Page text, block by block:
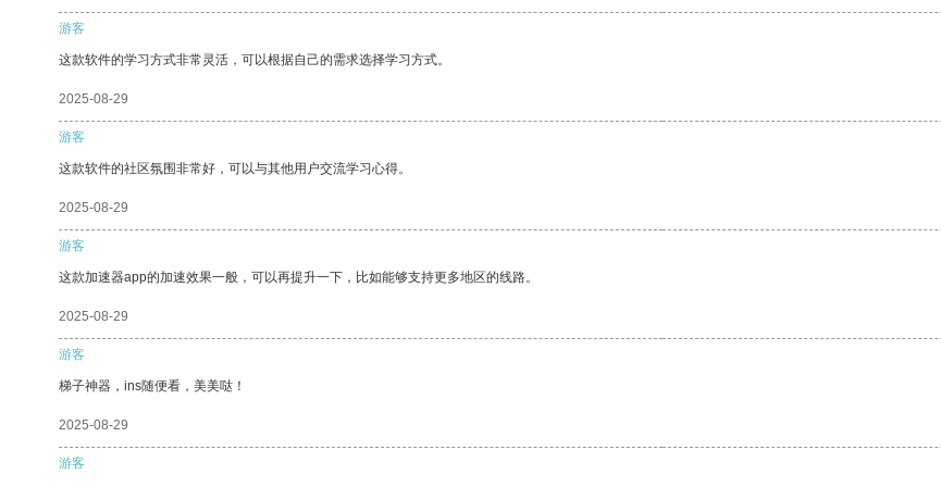
游客
这款软件的学习方式非常灵活，可以根据自己的需求选择学习方式。
2025-08-29
游客
这款软件的社区氛围非常好，可以与其他用户交流学习心得。
2025-08-29
游客
这款加速器app的加速效果一般，可以再提升一下，比如能够支持更多地区的线路。
2025-08-29
游客
梯子神器，ins随便看，美美哒！
2025-08-29
游客